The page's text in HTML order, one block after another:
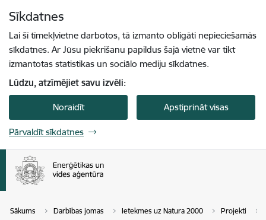
Sīkdatnes
Lai šī tīmekļvietne darbotos, tā izmanto obligāti nepieciešamās
sīkdatnes. Ar Jūsu piekrišanu papildus šajā vietnē var tikt
izmantotas statistikas un sociālo mediju sīkdatnes.
Lūdzu, atzīmējiet savu izvēli:
Noraidīt Apstiprināt visas
Pārvaldīt sīkdatnes
Sākums Darbības jomas Ietekmes uz Natura 2000 Projekti